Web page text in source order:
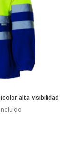
alta visibilidad